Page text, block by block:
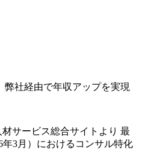
社経由で年収アップを実現
サービス総合サイトより 最
年3月）におけるコンサル特化